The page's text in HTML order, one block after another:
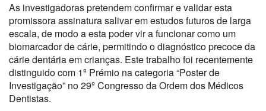
As investigadoras pretendem confirmar e validar esta
promissora assinatura salivar em estudos futuros de larga
escala, de modo a esta poder vir a funcionar como um
biomarcador de cárie, permitindo o diagnóstico precoce da
cárie dentária em crianças. Este trabalho foi recentemente
distinguido com 1º Prémio na categoria “Poster de
Investigação” no 29º Congresso da Ordem dos Médicos
Dentistas.